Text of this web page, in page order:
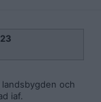
och
iaf.